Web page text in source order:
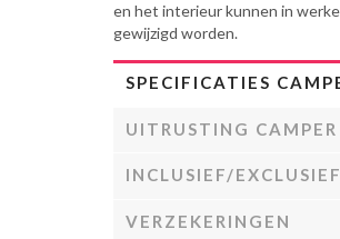
en het interieur kunnen in
gewijzigd worden.
SPECIFICATIES
UITRUSTING CAMPER
INCLUSIEF/EXCLUSIEF
VERZEKERINGEN